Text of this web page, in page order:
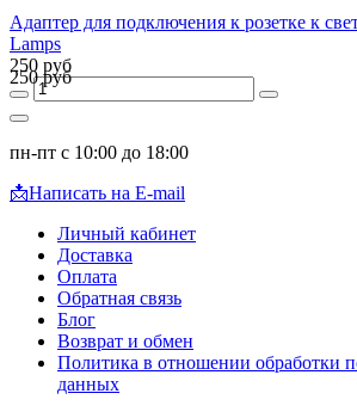
Адаптер для подключения к розетке к
Lamps
250 руб
250 руб
пн-пт с 10:00 до 18:00
📩Написать на E-mail
Личный кабинет
Доставка
Оплата
Обратная связь
Блог
Возврат и обмен
Политика в отношении обработки
данных